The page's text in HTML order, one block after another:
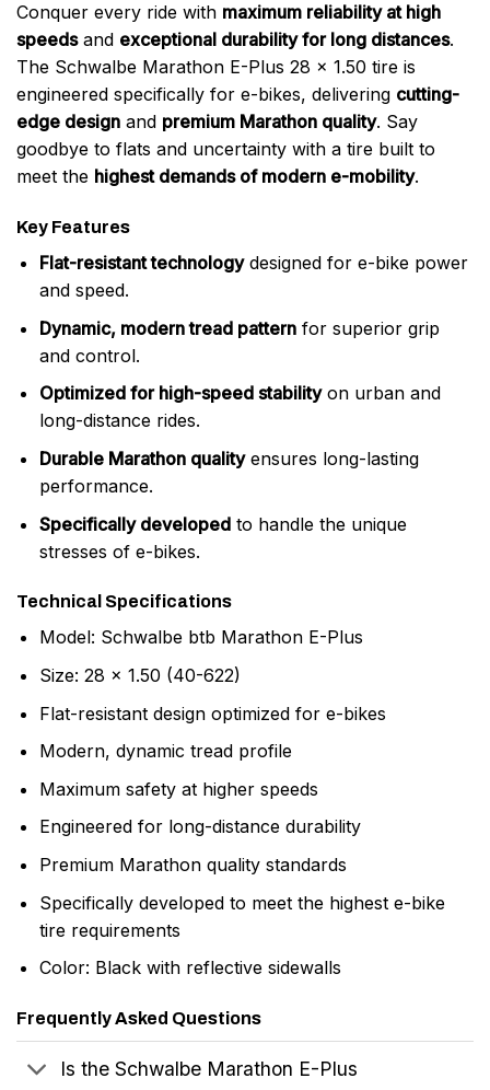
Conquer every ride with maximum reliability at high
speedsand exceptional durability for long distances.
The Schwalbe Marathon E-Plus 28 x 1.50 tire is
engineered specifically for e-bikes, delivering cutting-
edge design and premium Marathon quality. Say
goodbye to flats and uncertainty with a tire built to
meet the highest demands of modern e-mobility.
Key Features
Flat-resistant technologydesigned for e-bike power
and speed.
Dynamic, modern tread patternfor superior grip
and control.
Optimized for high-speed stabilityon urban and
long-distance rides.
Durable Marathon qualityensures long-lasting
performance.
Specifically developedto handle the unique
stresses of e-bikes.
Technical Specifications
Model: Schwalbe btb Marathon E-Plus
Size: 28 x 1.50 (40-622)
Flat-resistant design optimized for e-bikes
Modern, dynamic tread profile
Maximum safety at higher speeds
Engineered for long-distance durability
Premium Marathon quality standards
Specifically developed to meet the highest e-bike
tire requirements
Color: Black with reflective sidewalls
Frequently Asked Questions
Is the Schwalbe Marathon E-Plus